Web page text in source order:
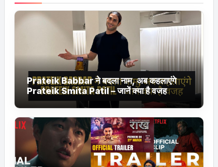
Prateik Babbar ने बदला नाम, अब कहलाएंगे
Prateik Smita Patil – जानें क्या है वजह